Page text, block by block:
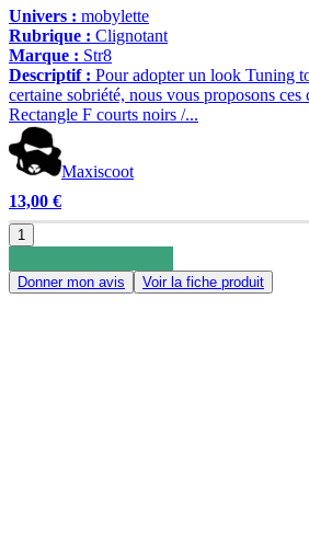
Univers : mobylette
Rubrique : Clignotant
Marque : Str8
Descriptif : Pour adopter un look Tuning
certaine sobriété, nous vous proposons
Rectangle F courts noirs /...
Maxiscoot
13,00 €
1
Donner mon avis Voir la fiche produit